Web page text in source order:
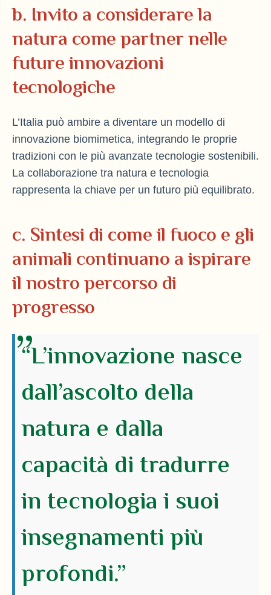
b. Invito a considerare la
natura come partner nelle
future innovazioni
tecnologiche
L’Italia può ambire a diventare un modello di
innovazione biomimetica, integrando le proprie
tradizioni con le più avanzate tecnologie sostenibili.
La collaborazione tra natura e tecnologia
rappresenta la chiave per un futuro più equilibrato.
c. Sintesi di come il fuoco e gli
animali continuano a ispirare
il nostro percorso di
progresso
“L’innovazione nasce
dall’ascolto della
natura e dalla
capacità di tradurre
in tecnologia i suoi
insegnamenti più
profondi.”